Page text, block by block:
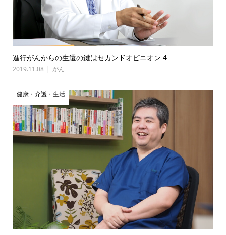
進行がんからの生還の鍵はセカンドオピニオン 4
2019.11.08 がん
健康・介護・生活